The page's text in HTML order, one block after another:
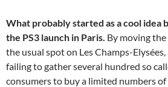
What probably started as a cool idea
the PS3 launch in Paris. By moving
the usual spot on Les Champs-
failing to gather several hundred so
consumers to buy a limited numbers